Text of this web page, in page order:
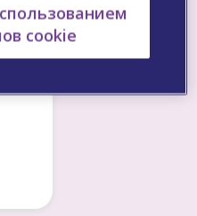
cookie